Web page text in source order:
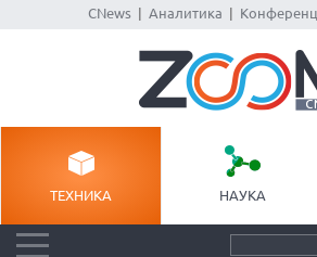
CNews| Аналитика
ТЕХНИКА НАУКА